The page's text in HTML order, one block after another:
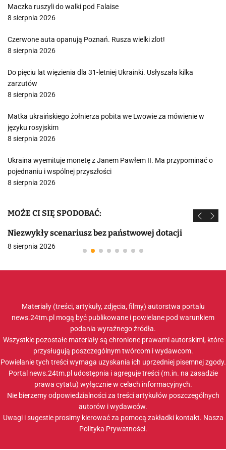
Maczka ruszyli do walki pod Falaise
8 sierpnia 2026
Czerwone auta opanują Poznań. Rusza wielki zlot!
8 sierpnia 2026
Do pięciu lat więzienia dla 31-letniej Ukrainki. Usłyszała kilka
zarzutów
8 sierpnia 2026
Matka ukraińskiego żołnierza pobita we Lwowie za mówienie w
języku rosyjskim
8 sierpnia 2026
Ukraina wyemituje monetę z Janem Pawłem II. Ma przypominać o
pojednaniu i wspólnej przyszłości
8 sierpnia 2026
MOŻE CI SIĘ SPODOBAĆ:
Niezwykły scenariusz bez państwowej dotacji
8 sierpnia 2026
Materiały (treści, artykuły, zdjęcia, filmy) autorstwa portalu
news.24tm.pl mogą być publikowane i powielane pod warunkiem
podania wyraźnego źródła.
Wszystkie pozostałe materiały są chronione prawami autorskimi, które
przysługują poszczególnym twórcom i wydawcom.
Powielanie tych treści wymaga uzyskania ich uprzedniej pisemnej zgody.
Portal news.24tm.pl udostępnia i agreguje treści (m.in. na zasadzie
prawa cytatu) wyłącznie w celach informacyjnych.
Nie bierzemy odpowiedzialności za treści artykułów poszczególnych
autorów i wydawców.
Uwagi i sugestie prosimy kierować za pomocą zakładki kontakt. Nasza
Polityka Prywatności.